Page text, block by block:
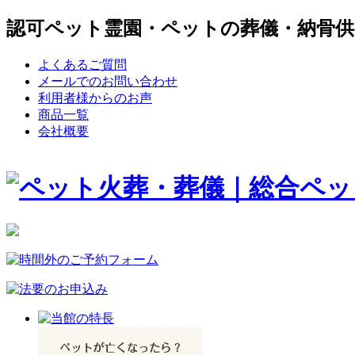
認可ペット霊園・ペットの葬儀・納骨
よくあるご質問
メールでのお問い合わせ
利用者様からのお声
商品一覧
会社概要